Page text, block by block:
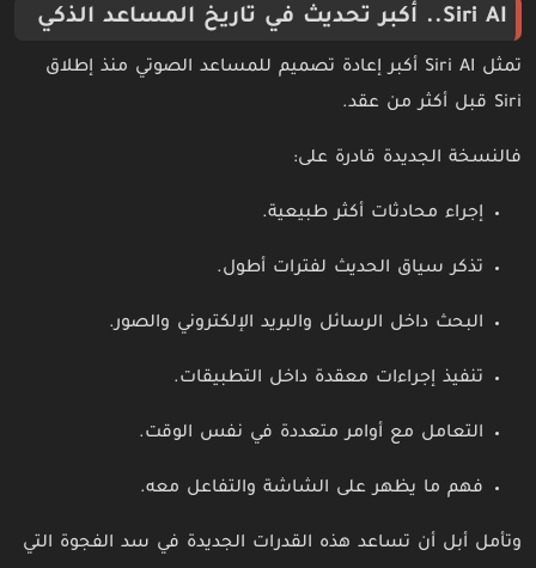
Siri AI.. أكبر تحديث في تاريخ المساعد الذكي
تمثل Siri AI أكبر إعادة تصميم للمساعد الصوتي منذ إطلاق
Siri قبل أكثر من عقد.
فالنسخة الجديدة قادرة على:
إجراء محادثات أكثر طبيعية.
تذكر سياق الحديث لفترات أطول.
البحث داخل الرسائل والبريد الإلكتروني والصور.
تنفيذ إجراءات معقدة داخل التطبيقات.
التعامل مع أوامر متعددة في نفس الوقت.
فهم ما يظهر على الشاشة والتفاعل معه.
وتأمل أبل أن تساعد هذه القدرات الجديدة في سد الفجوة التي